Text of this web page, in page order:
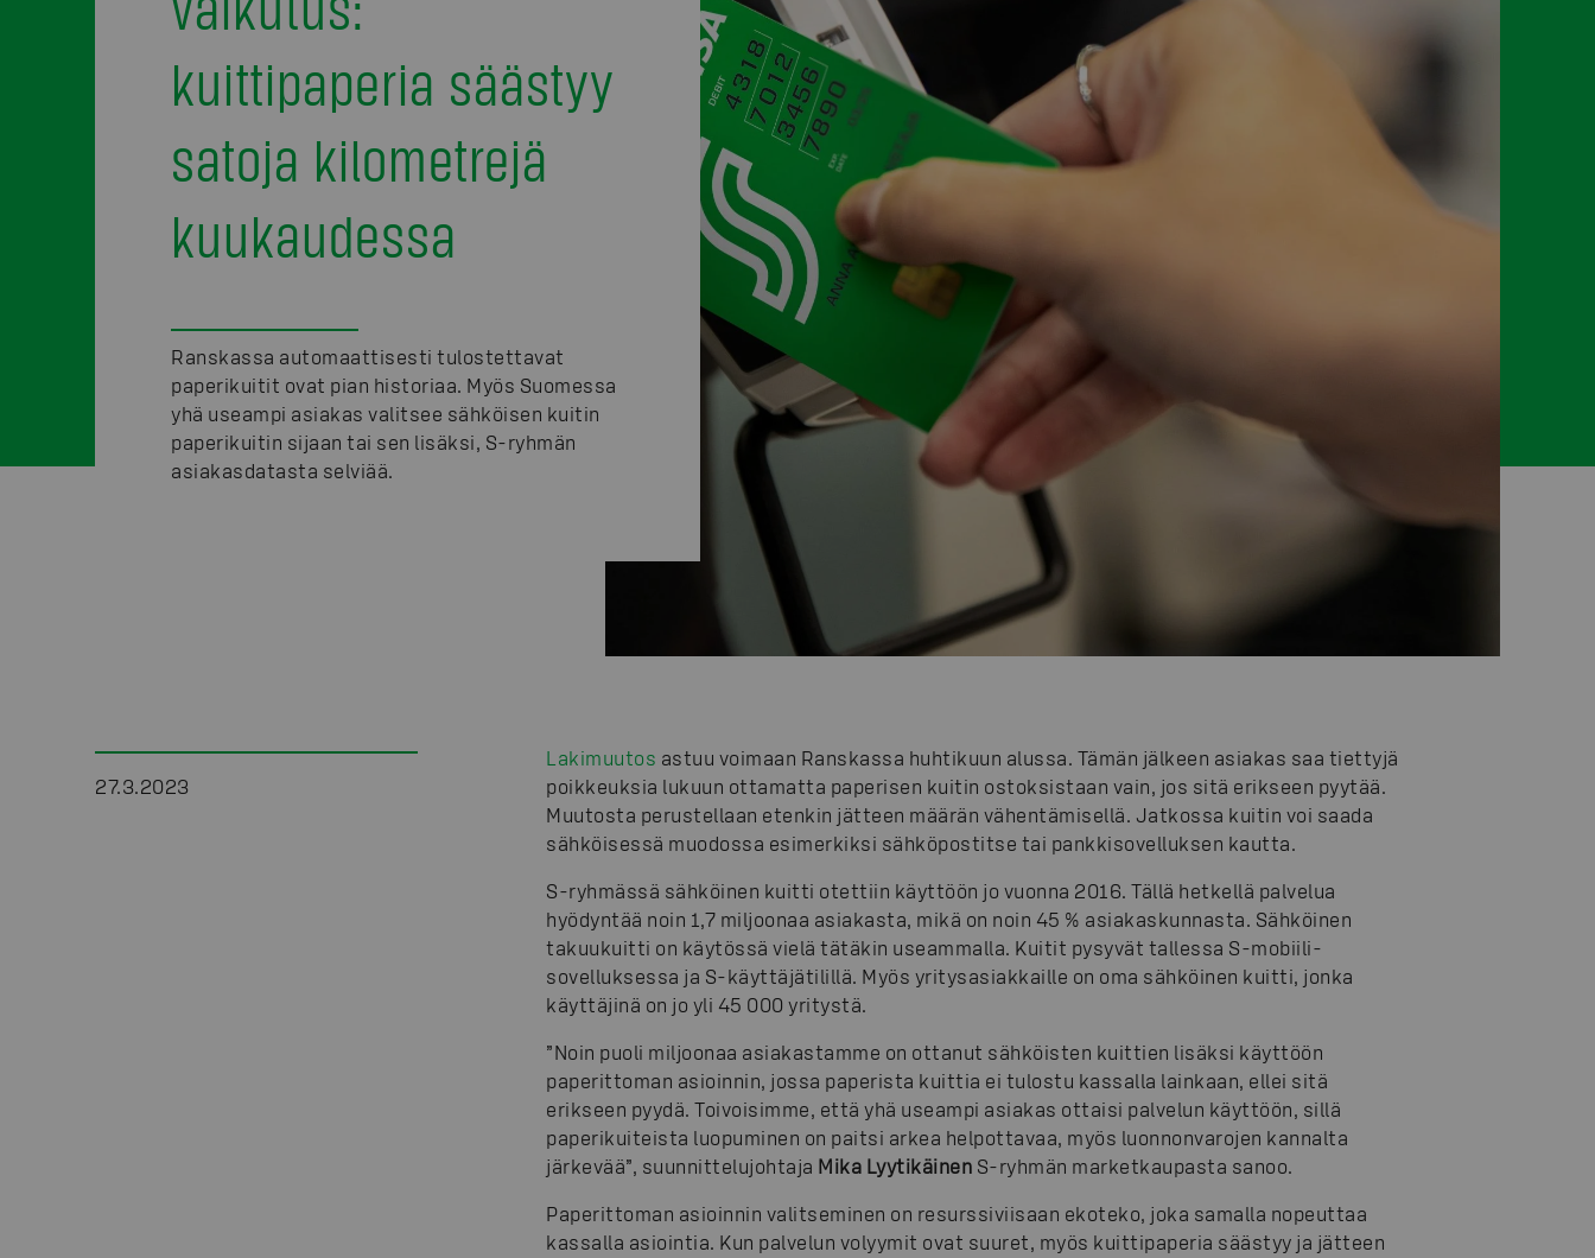
kuittipaperia säästyy
satoja kilometrejä
kuukaudessa
Ranskassa automaattisesti tulostettavat
paperikuitit ovat pian historiaa. Myös Suomessa
yhä useampi asiakas valitsee sähköisen kuitin
paperikuitin sijaan tai sen lisäksi, S-ryhmän
asiakasdatasta selviää.
27.3.2023
Lakimuutos astuu voimaan Ranskassa huhtikuun alussa. Tämän jälkeen asiakas saa tiettyjä
poikkeuksia lukuun ottamatta paperisen kuitin ostoksistaan vain, jos sitä erikseen pyytää.
Muutosta perustellaan etenkin jätteen määrän vähentämisellä. Jatkossa kuitin voi saada
sähköisessä muodossa esimerkiksi sähköpostitse tai pankkisovelluksen kautta.
S-ryhmässä sähköinen kuitti otettiin käyttöön jo vuonna 2016. Tällä hetkellä palvelua
hyödyntää noin 1,7 miljoonaa asiakasta, mikä on noin 45 % asiakaskunnasta. Sähköinen
takuukuitti on käytössä vielä tätäkin useammalla. Kuitit pysyvät tallessa S-mobiili-
sovelluksessa ja S-käyttäjätilillä. Myös yritysasiakkaille on oma sähköinen kuitti, jonka
käyttäjinä on jo yli 45 000 yritystä.
”Noin puoli miljoonaa asiakastamme on ottanut sähköisten kuittien lisäksi käyttöön
paperittoman asioinnin, jossa paperista kuittia ei tulostu kassalla lainkaan, ellei sitä
erikseen pyydä. Toivoisimme, että yhä useampi asiakas ottaisi palvelun käyttöön, sillä
paperikuiteista luopuminen on paitsi arkea helpottavaa, myös luonnonvarojen kannalta
järkevää”, suunnittelujohtaja Mika Lyytikäinen S-ryhmän marketkaupasta sanoo.
Paperittoman asioinnin valitseminen on resurssiviisaan ekoteko, joka samalla nopeuttaa
kassalla asiointia. Kun palvelun volyymit ovat suuret, myös kuittipaperia säästyy ja jätteen